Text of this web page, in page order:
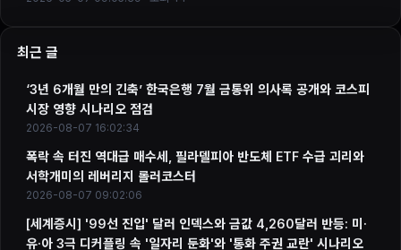
최근 글
‘3년 6개월 만의 긴축’ 한국은행 7월 금통위 의사록 공개와 코스피
시장 영향 시나리오 점검
2026-08-07 16:02:34
폭락 속 터진 역대급 매수세, 필라델피아 반도체 ETF 수급 괴리와
서학개미의 레버리지 롤러코스터
2026-08-07 09:02:06
[세계증시] '99선 진입' 달러 인덱스와 금값 4,260달러 반등: 미·
유·아 3극 디커플링 속 '일자리 둔화'와 '통화 주권 교란' 시나리오